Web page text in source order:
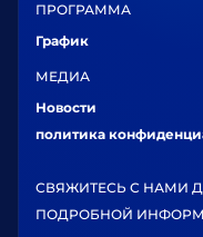
ПРОГРАММА
График
МЕДИА
Новости
политика
СВЯЖИТЕСЬ С НАМИ
ПОДРОБНОЙ